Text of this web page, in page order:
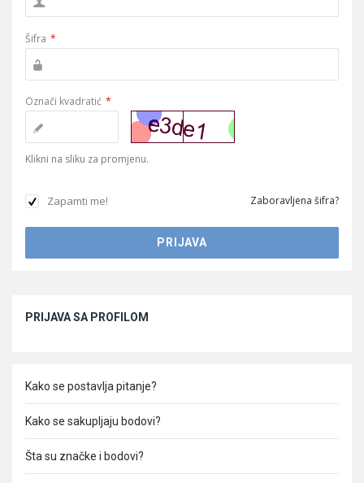
Šifra *
Označi kvadratić *
Klikni na sliku za promjenu.
Zapamti me! Zaboravljena šifra?
PRIJAVA SA PROFILOM
Kako se postavlja pitanje?
Kako se sakupljaju bodovi?
Šta su značke i bodovi?